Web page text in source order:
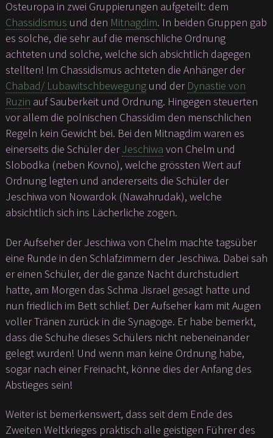
Osteuropa in zwei Gruppierungen aufgeteilt: dem
Chassidismus und den Mitnagdim. In beiden Gruppen gab
es solche, die sehr auf die menschliche Ordnung
achteten und solche, welche sich absichtlich dagegen
stellten! Im Chassidismus achteten die Anhänger der
Chabad/ Lubawitschbewegungund der Dynastie von
Ruzin auf Sauberkeit und Ordnung. Hingegen steuerten
vor allem die polnischen Chassidim den menschlichen
Regeln kein Gewicht bei. Bei den Mitnagdim waren es
einerseits die Schüler derJeschiwa von Chelm und
Slobodka (neben Kovno), welche grössten Wert auf
Ordnung legten und andererseits die Schüler der
Jeschiwa von Nowardok (Nawahrudak), welche
absichtlich sich ins Lächerliche zogen.
Der Aufseher der Jeschiwa von Chelm machte tagsüber
eine Runde in den Schlafzimmern der Jeschiwa. Dabei sah
er einen Schüler, der die ganze Nacht durchstudiert
hatte, am Morgen das Schma Jisrael gesagt hatte und
nun friedlich im Bett schlief. Der Aufseher kam mit Augen
voller Tränen zurück in die Synagoge. Er habe bemerkt,
dass die Schuhe dieses Schülers nicht nebeneinander
gelegt wurden! Und wenn man keine Ordnung habe,
sogar nach einer Freinacht, könne dies der Anfang des
Abstieges sein!
Weiter ist bemerkenswert, dass seit dem Ende des
Zweiten Weltkrieges praktisch alle geistigen Führer des